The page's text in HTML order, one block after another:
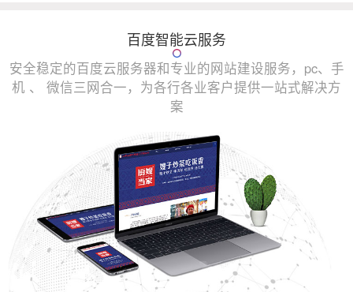
百度智能云服务
安全稳定的百度云服务器和专业的网站建设服务，pc、手
机 、 微信三网合一，为各行各业客户提供一站式解决方
案